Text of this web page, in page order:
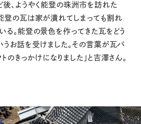
後、ようやく能登の珠洲市を訪れた
登の瓦は家が潰れてしまっても割れ
る。能登の景色を作ってきた瓦をどう
うお話を受けました。その言葉が瓦バ
のきっかけになりました」と吉澤さん。